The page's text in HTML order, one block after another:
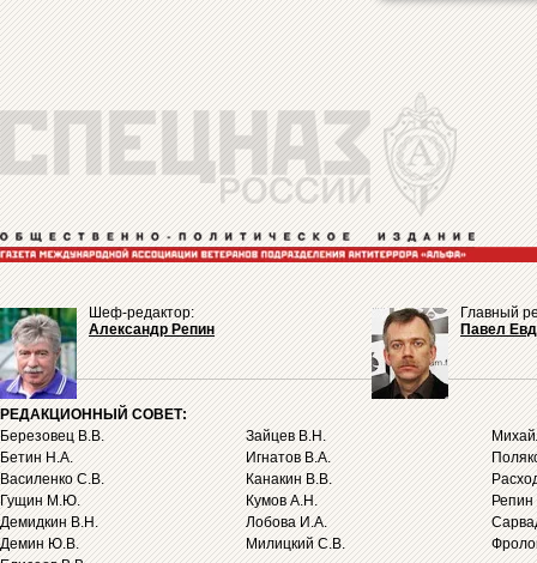
Шеф-редактор:
Александр Репин
Главный
Павел
РЕДАКЦИОННЫЙ СОВЕТ:
Березовец В.В.
Бетин Н.А.
Василенко С.В.
Гущин М.Ю.
Демидкин В.Н.
Демин Ю.В.
Зайцев В.Н.
Игнатов В.А.
Канакин В.В.
Кумов А.Н.
Лобова И.А.
Милицкий С.В.
Репин